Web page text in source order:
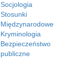
Socjologia
Stosunki
Międzynarodowe
Kryminologia
Bezpieczeństwo
publiczne